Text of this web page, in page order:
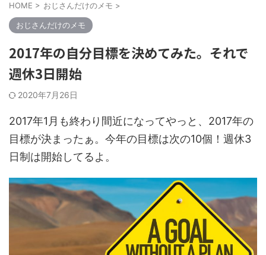
HOME > おじさんだけのメモ >
おじさんだけのメモ
2017年の自分目標を決めてみた。それで
週休3日開始
2020年7月26日
2017年1月も終わり間近になってやっと、2017年の
目標が決まったぁ。今年の目標は次の10個！週休3
日制は開始してるよ。